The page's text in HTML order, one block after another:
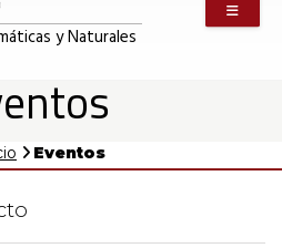
y Naturales
Eventos